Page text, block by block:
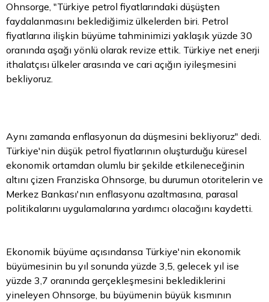
Ohnsorge, "Türkiye petrol fiyatlarındaki düşüşten
faydalanmasını beklediğimiz ülkelerden biri. Petrol
fiyatlarına ilişkin büyüme tahminimizi yaklaşık yüzde 30
oranında aşağı yönlü olarak revize ettik. Türkiye net enerji
ithalatçısı ülkeler arasında ve cari açığın iyileşmesini
bekliyoruz.
Aynı zamanda enflasyonun da düşmesini bekliyoruz" dedi.
Türkiye'nin düşük petrol fiyatlarının oluşturduğu küresel
ekonomik ortamdan olumlu bir şekilde etkileneceğinin
altını çizen Franziska Ohnsorge, bu durumun otoritelerin ve
Merkez Bankası'nın enflasyonu azaltmasına, parasal
politikalarını uygulamalarına yardımcı olacağını kaydetti.
Ekonomik büyüme açısındansa Türkiye'nin ekonomik
büyümesinin bu yıl sonunda yüzde 3,5, gelecek yıl ise
yüzde 3,7 oranında gerçekleşmesini beklediklerini
yineleyen Ohnsorge, bu büyümenin büyük kısmının